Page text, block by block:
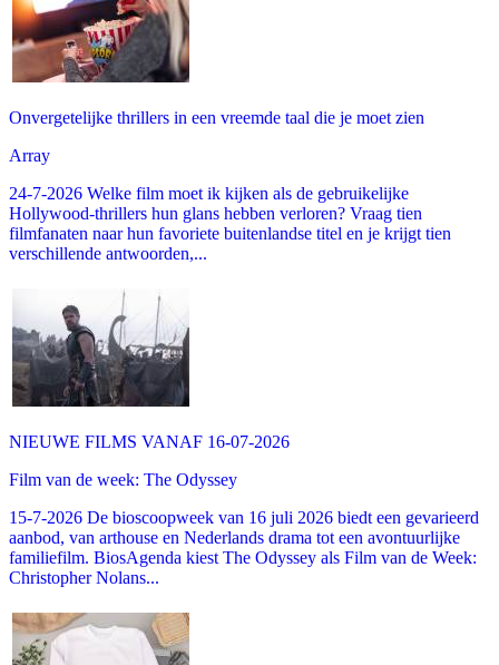
Onvergetelijke thrillers in een vreemde taal die je moet zien
Array
24-7-2026 Welke film moet ik kijken als de gebruikelijke
Hollywood-thrillers hun glans hebben verloren? Vraag tien
filmfanaten naar hun favoriete buitenlandse titel en je krijgt tien
verschillende antwoorden,...
NIEUWE FILMS VANAF 16-07-2026
Film van de week: The Odyssey
15-7-2026 De bioscoopweek van 16 juli 2026 biedt een gevarieerd
aanbod, van arthouse en Nederlands drama tot een avontuurlijke
familiefilm. BiosAgenda kiest The Odyssey als Film van de Week:
Christopher Nolans...